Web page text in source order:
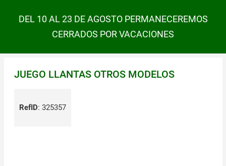
DEL 10 AL 23 DE AGOSTO PERMANECEREMOS
CERRADOS POR VACACIONES
JUEGO LLANTAS OTROS MODELOS
RefID: 325357